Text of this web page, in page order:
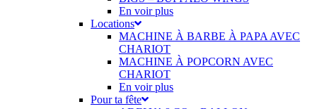
En voir plus
Locations
MACHINE À BARBE À PAPA AVEC
CHARIOT
MACHINE À POPCORN AVEC
CHARIOT
En voir plus
Pour ta fête